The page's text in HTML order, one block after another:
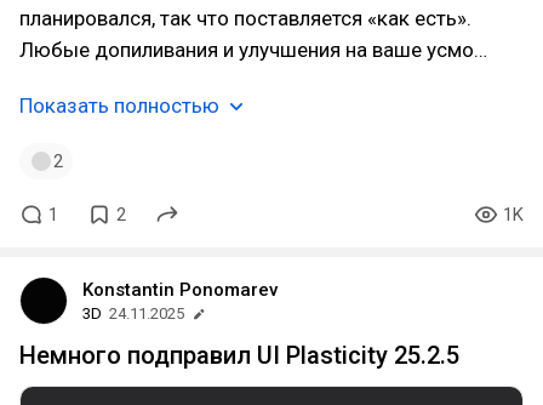
планировался, так что поставляется «как есть».
Любые допиливания и улучшения на ваше усмо…
Показать полностью
2
1 2 1K
Konstantin Ponomarev
3D 24.11.2025
Немного подправил UI Plasticity 25.2.5